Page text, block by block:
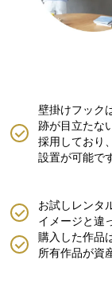
壁掛けフック
跡が目立たな
採用しており
設置が可能で
購入した作品
所有作品が資
お試しレンタ
イメージと違